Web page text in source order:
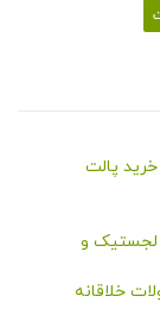
پالت
لجستیک و
خلاقانه